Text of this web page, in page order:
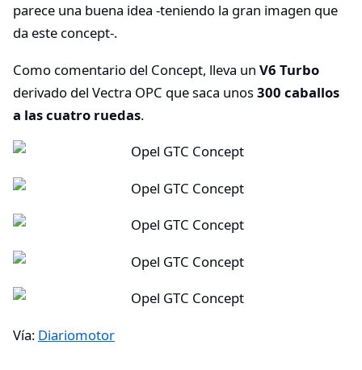
parece una buena idea -teniendo la gran imagen que
da este concept-.
Como comentario del Concept, lleva un V6 Turbo
derivado del Vectra OPC que saca unos300 caballos
a las cuatro ruedas.
Vía: Diariomotor